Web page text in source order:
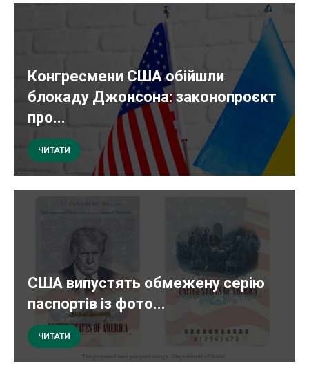
Конгресмени США обійшли
блокаду Джонсона: законопроєкт
про...
ЧИТАТИ
США випустять обмежену серію
паспортів із фото...
ЧИТАТИ